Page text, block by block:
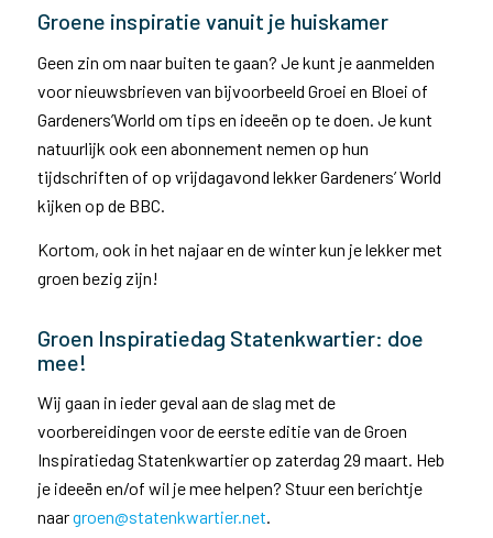
Groene inspiratie vanuit je huiskamer
Geen zin om naar buiten te gaan? Je kunt je aanmelden
voor nieuwsbrieven van bijvoorbeeld Groei en Bloei of
Gardeners’World om tips en ideeën op te doen. Je kunt
natuurlijk ook een abonnement nemen op hun
tijdschriften of op vrijdagavond lekker Gardeners’ World
kijken op de BBC.
Kortom, ook in het najaar en de winter kun je lekker met
groen bezig zijn!
Groen Inspiratiedag Statenkwartier: doe
mee!
Wij gaan in ieder geval aan de slag met de
voorbereidingen voor de eerste editie van de Groen
Inspiratiedag Statenkwartier op zaterdag 29 maart. Heb
je ideeën en/of wil je mee helpen? Stuur een berichtje
naargroen@statenkwartier.net.